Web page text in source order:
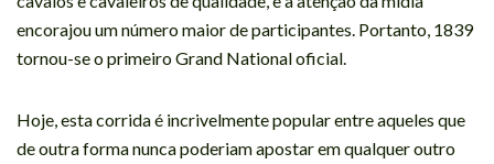
encorajou um número maior de participantes. Portanto, 1839
tornou-se o primeiro Grand National oficial.
Hoje, esta corrida é incrivelmente popular entre aqueles que
de outra forma nunca poderiam apostar em qualquer outro